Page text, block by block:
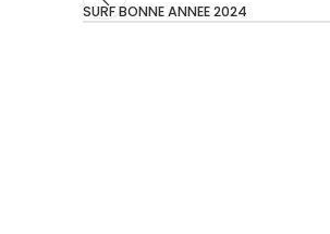
SURF BONNE ANNEE 2024